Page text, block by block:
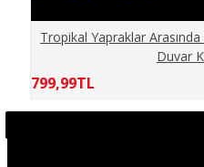
TARİH
Tropikal Yapraklar
Duvar
799,99TL